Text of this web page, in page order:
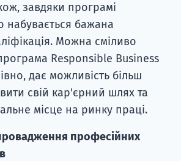
завдяки програмі
набувається бажана
Можна сміливо
Responsible Business
дає можливість більш
свій кар'єрний шлях та
місце на ринку праці.
професійних